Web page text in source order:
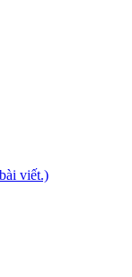
viết.)